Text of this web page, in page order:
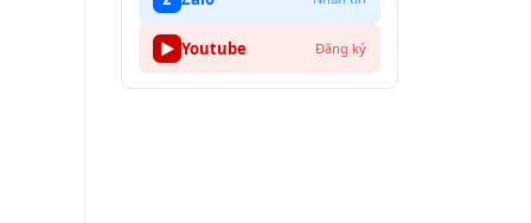
▶ Youtube Đăng ký